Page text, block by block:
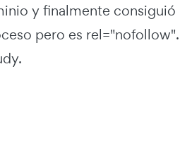
y finalmente consiguió
pero es rel="nofollow".